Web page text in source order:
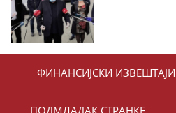
ФИНАНСИЈСКИ ИЗВЕШТАЈИ
ПОДМЛАДАК СТРАНКЕ